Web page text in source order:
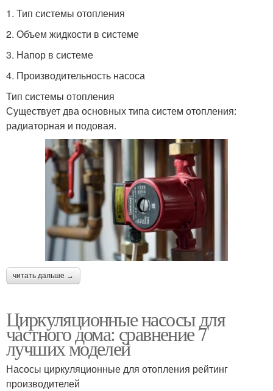
1. Тип системы отопления
2. Объем жидкости в системе
3. Напор в системе
4. Производительность насоса
Тип системы отопления
Существует два основных типа систем отопления:
радиаторная и подовая.
читать дальше →
Циркуляционные насосы для
частного дома: сравнение 7
лучших моделей
Насосы циркуляционные для отопления рейтинг
производителей